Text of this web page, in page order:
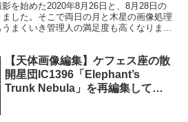
を始めた2020年8月26日と、8月28日の
した。そこで両日の月と木星の画像処理
まくいき管理人の満足度も高くなりまし
【天体画像編集】ケフェス座の散
開星団IC1396「Elephant’s
Trunk Nebula」を再編集してみ